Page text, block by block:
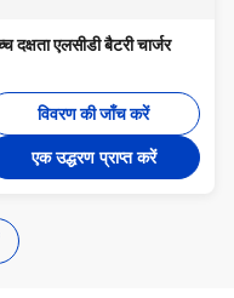
दक्षता एलसीडी बैटरी चार्जर
विवरण की जाँच करें
एक उद्धरण प्राप्त करें